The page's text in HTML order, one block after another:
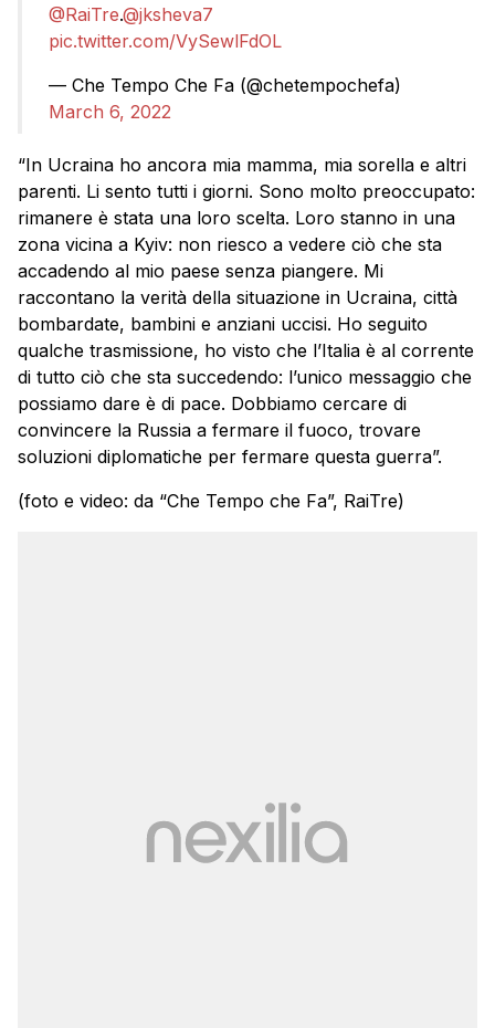
@RaiTre.@jksheva7
pic.twitter.com/VySewlFdOL
— Che Tempo Che Fa (@chetempochefa)
March 6, 2022
“In Ucraina ho ancora mia mamma, mia sorella e altri
parenti. Li sento tutti i giorni. Sono molto preoccupato:
rimanere è stata una loro scelta. Loro stanno in una
zona vicina a Kyiv: non riesco a vedere ciò che sta
accadendo al mio paese senza piangere. Mi
raccontano la verità della situazione in Ucraina, città
bombardate, bambini e anziani uccisi. Ho seguito
qualche trasmissione, ho visto che l’Italia è al corrente
di tutto ciò che sta succedendo: l’unico messaggio che
possiamo dare è di pace. Dobbiamo cercare di
convincere la Russia a fermare il fuoco, trovare
soluzioni diplomatiche per fermare questa guerra”.
(foto e video: da “Che Tempo che Fa”, RaiTre)